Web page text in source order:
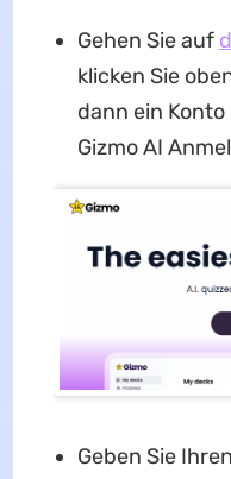
Gehen Sie auf
klicken Sie
dann ein
Gizmo AI
Geben Sie